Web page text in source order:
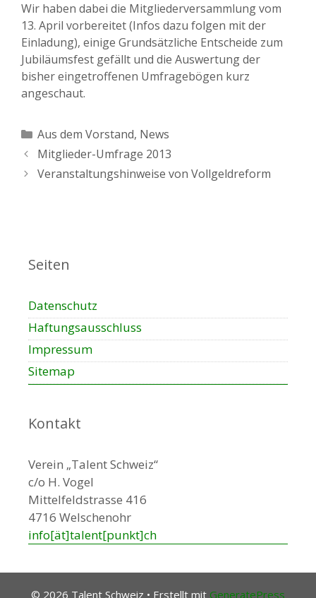
Wir haben dabei die Mitgliederversammlung vom
13. April vorbereitet (Infos dazu folgen mit der
Einladung), einige Grundsätzliche Entscheide zum
Jubiläumsfest gefällt und die Auswertung der
bisher eingetroffenen Umfragebögen kurz
angeschaut.
Kategorien
Aus dem Vorstand, News
Mitglieder-Umfrage 2013
Veranstaltungshinweise von Vollgeldreform
Seiten
Datenschutz
Haftungsausschluss
Impressum
Sitemap
Kontakt
Verein „Talent Schweiz“
c/o H. Vogel
Mittelfeldstrasse 416
4716 Welschenohr
info[ät]talent[punkt]ch
© 2026 Talent Schweiz • Erstellt mit GeneratePress